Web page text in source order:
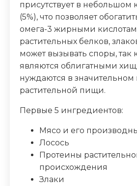
присутствует в небольшом
(5%), что позволяет
омега-3 жирными
растительных белков,
может вызывать споры, так
являются облигатными
нуждаются в значительном
растительной пищи.
Первые 5 ингредиентов:
Мясо и его
Лосось
Протеины
происхождения
Злаки